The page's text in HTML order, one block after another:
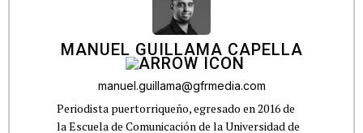
MANUEL GUILLAMA CAPELLA
manuel.guillama@gfrmedia.com
Periodista puertorriqueño, egresado en 2016 de
la Escuela de Comunicación de la Universidad de